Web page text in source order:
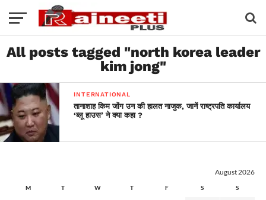
All posts tagged "north korea leader
kim jong"
INTERNATIONAL
तानाशाह किम जोंग उन की हालत नाजुक, जानें राष्ट्रपति कार्यालय
‘ब्लू हाउस’ ने क्या कहा ?
August 2026
M T W T F S S